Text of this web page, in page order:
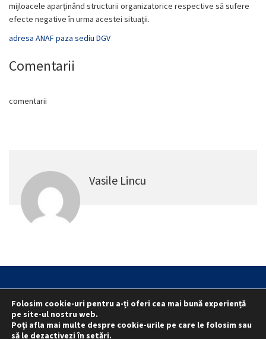
mijloacele aparţinând structurii organizatorice respective să sufere
efecte negative în urma acestei situaţii.
adresa ANAF paza sediu DGV
Comentarii
comentarii
Vasile Lincu
Reprezentativitate I.G.P.R. și I.P.J.-uri
Politica folosirii cookie-urilor
Politica de confidențialitate
Folosim cookie-uri pentru a-ți oferi cea mai bună experiență
pe site-ul nostru web.
Poți afla mai multe despre cookie-urile pe care le folosim sau
să le dezactivezi în setări.